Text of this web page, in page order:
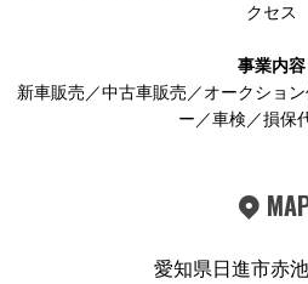
クセス
事業内容
新車販売／中古車販売／オークショ
ー／車検／損保
愛知県日進市赤